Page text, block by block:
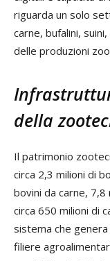
riguarda un solo
carne, bufalini,
delle produzioni
della
Il patrimonio
circa 2,3 milioni di
bovini da carne, 7,8
circa 650 milioni di
sistema che
filiere